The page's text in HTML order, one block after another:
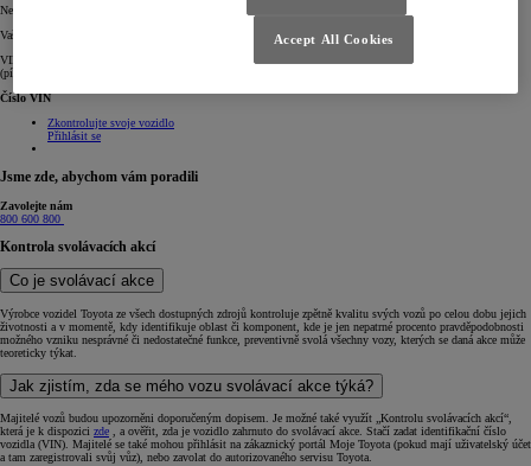
Než začnete, přečtěte si tyto užitečné informace:
Vaše identifikační číslo vozu (VIN)
VIN číslo naleznete ve svém vozidle a v registračních dokumentech. Jedná se o kód o 17 či 18 znacích
(písmena a číslice).
Číslo VIN
Zkontrolujte svoje vozidlo
Přihlásit se
Jsme zde, abychom vám poradili
Zavolejte nám
800 600 800
Kontrola svolávacích akcí
Co je svolávací akce
Výrobce vozidel Toyota ze všech dostupných zdrojů kontroluje zpětně kvalitu svých vozů po celou dobu jejich
životnosti a v momentě, kdy identifikuje oblast či komponent, kde je jen nepatrné procento pravděpodobnosti
možného vzniku nesprávné či nedostatečné funkce, preventivně svolá všechny vozy, kterých se daná akce může
teoreticky týkat.
Jak zjistím, zda se mého vozu svolávací akce týká?
Majitelé vozů budou upozorněni doporučeným dopisem. Je možné také využít „Kontrolu svolávacích akcí“,
která je k dispozici zde , a ověřit, zda je vozidlo zahrnuto do svolávací akce. Stačí zadat identifikační číslo
vozidla (VIN). Majitelé se také mohou přihlásit na zákaznický portál Moje Toyota (pokud mají uživatelský účet
a tam zaregistrovali svůj vůz), nebo zavolat do autorizovaného servisu Toyota.
Accept All Cookies